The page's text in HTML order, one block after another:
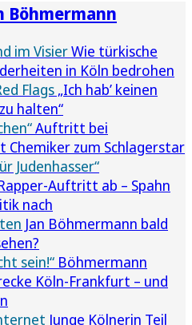
Böhmermann
im VisierWie türkische
in Köln bedrohen
Flags „Ich hab’ keinen
halten“
Auftritt bei
Chemiker zum Schlagerstar
Judenhasser“
Auftritt ab – Spahn
nach
Jan Böhmermann bald
sein!“ Böhmermann
Köln-Frankfurt – und
Junge Kölnerin Teil